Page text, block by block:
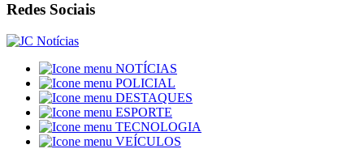
Redes Sociais
NOTÍCIAS
POLICIAL
DESTAQUES
ESPORTE
TECNOLOGIA
VEÍCULOS